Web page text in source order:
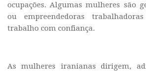
ocupações. Algumas mulheres são
ou empreendedoras
trabalho com confiança.
As mulheres iranianas dirigem,